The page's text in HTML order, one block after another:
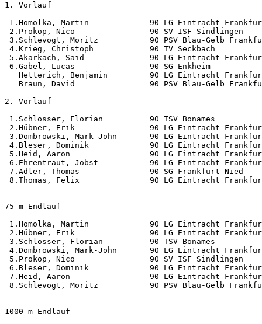
1. Vorlauf
1.Homolka, Martin             90 LG Eintracht
2.Prokop, Nico                90 SV ISF
3.Schlevogt, Moritz           90 PSV Blau-Gelb
4.Krieg, Christoph            90 TV Seckbach
5.Akarkach, Said              90 LG Eintracht
6.Gabel, Lucas                90 SG Enkheim
Hetterich, Benjamin         90 LG Eintracht
Braun, David                90 PSV Blau-Gelb
2. Vorlauf
1.Schlosser, Florian          90 TSV Bonames
2.Hübner, Erik                90 LG Eintracht
3.Dombrowski, Mark-John       90 LG Eintracht
4.Bleser, Dominik             90 LG Eintracht
5.Heid, Aaron                 90 LG Eintracht
6.Ehrentraut, Jobst           90 LG Eintracht
7.Adler, Thomas               90 SG Frankfurt Nied
8.Thomas, Felix               90 LG Eintracht
75 m Endlauf
1.Homolka, Martin             90 LG Eintracht
2.Hübner, Erik                90 LG Eintracht Frankfurt
3.Schlosser, Florian          90 TSV Bonames
4.Dombrowski, Mark-John       90 LG Eintracht
5.Prokop, Nico                90 SV ISF Sindlingen
6.Bleser, Dominik             90 LG Eintracht
7.Heid, Aaron                 90 LG Eintracht Frankfurt
8.Schlevogt, Moritz           90 PSV Blau-Gelb
1000 m Endlauf